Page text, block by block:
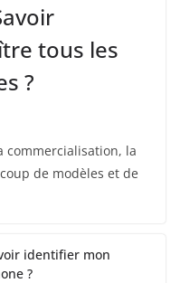
tous les
?
commercialisation, la
de modèles et de
identifier mon
?